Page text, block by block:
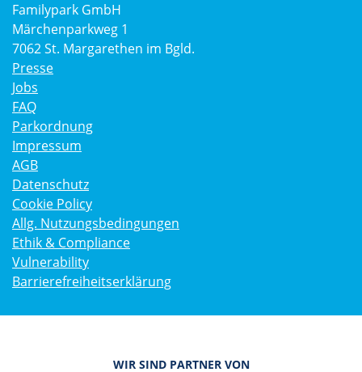
Familypark GmbH
Märchenparkweg 1
7062 St. Margarethen im Bgld.
Presse
Jobs
FAQ
Parkordnung
Impressum
AGB
Datenschutz
Cookie Policy
Allg. Nutzungsbedingungen
Ethik & Compliance
Vulnerability
Barrierefreiheitserklärung
WIR SIND PARTNER VON